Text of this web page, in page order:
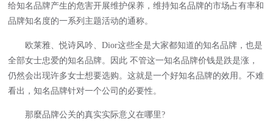
给知名品牌产生的危害开展维护保养，维持知名品牌的市场占有率和
品牌知名度的一系列主题活动的通称。
欧莱雅、悦诗风吟、Dior这些全是大家都知道的知名品牌，也是
全部女士忠爱的知名品牌。因此 不管这一知名品牌价钱是跌是涨，
仍然会出现许多女士想要选购。这就是一个好知名品牌的效用。不难
看出，知名品牌针对一个公司的必要性。
那麼品牌公关的真实实际意义在哪里?